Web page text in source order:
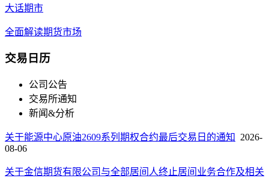
大话期市
全面解读期货市场
交易日历
公司公告
交易所通知
新闻&分析
关于能源中心原油2609系列期权合约最后交易日的通知
2026-
08-06
关于金信期货有限公司与全部居间人终止居间业务合作及相关